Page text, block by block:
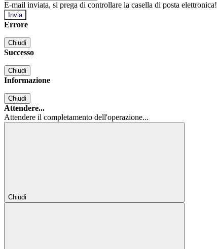
E-mail inviata, si prega di controllare la casella di posta elettronica!
Errore
Chiudi
Successo
Chiudi
Informazione
Chiudi
Attendere...
Attendere il completamento dell'operazione...
Chiudi